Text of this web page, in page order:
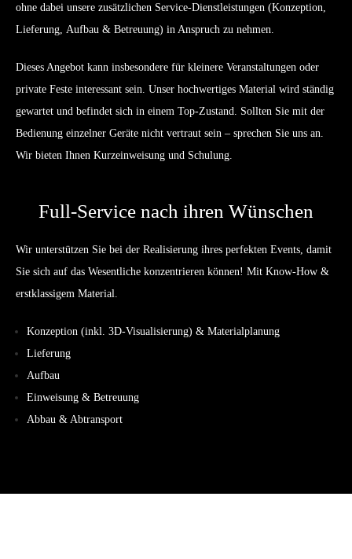
ohne dabei unsere zusätzlichen Service-Dienstleistungen (Konzeption,
Lieferung, Aufbau & Betreuung) in Anspruch zu nehmen.
Dieses Angebot kann insbesondere für kleinere Veranstaltungen oder
private Feste interessant sein. Unser hochwertiges Material wird ständig
gewartet und befindet sich in einem Top-Zustand. Sollten Sie mit der
Bedienung einzelner Geräte nicht vertraut sein – sprechen Sie uns an.
Wir bieten Ihnen Kurzeinweisung und Schulung.
Full-Service nach ihren Wünschen
Wir unterstützen Sie bei der Realisierung ihres perfekten Events, damit
Sie sich auf das Wesentliche konzentrieren können! Mit Know-How &
erstklassigem Material.
Konzeption (inkl. 3D-Visualisierung) & Materialplanung
Lieferung
Aufbau
Einweisung & Betreuung
Abbau & Abtransport